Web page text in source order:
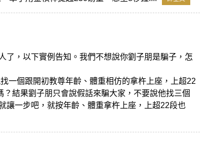
了，以下實例告知。我們不想說你劉子朋是騙子，怎
一個跟開初教尊年齡、體重相仿的拿杵上座，上超22
結果劉子朋只會說假話來騙大家，不要說他找三個
讓一步吧，就按年齡、體重拿杵上座，上超22段也